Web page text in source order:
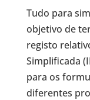
Tudo para
objetivo de
registo
Simplificada
para os
diferentes